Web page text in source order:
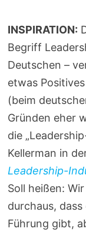
INSPIRATION:
Begriff
Deutschen –
etwas
(beim
Gründen eher
die
Kellerman in
Leadership-
Soll heißen:
durchaus,
Führung gibt,